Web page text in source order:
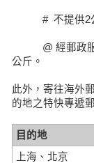
# 不提供2公
@ 經郵政服務
公斤。
此外，寄往海外
的地之特快專遞
目的地
上海、北京